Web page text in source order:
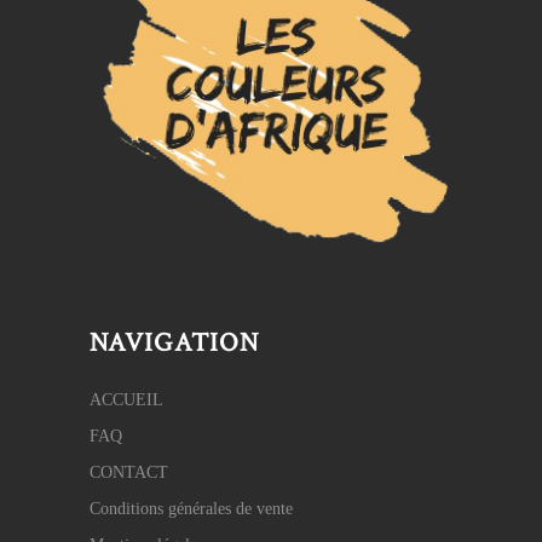
NAVIGATION
ACCUEIL
FAQ
CONTACT
Conditions générales de vente